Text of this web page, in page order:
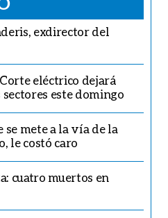
exdirector del
eléctrico dejará
sectores este domingo
se mete a la vía de la
le costó caro
cuatro muertos en